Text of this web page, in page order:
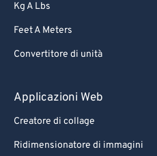
Kg A Lbs
Feet A Meters
Convertitore di unità
Applicazioni Web
Creatore di collage
Ridimensionatore di immagini